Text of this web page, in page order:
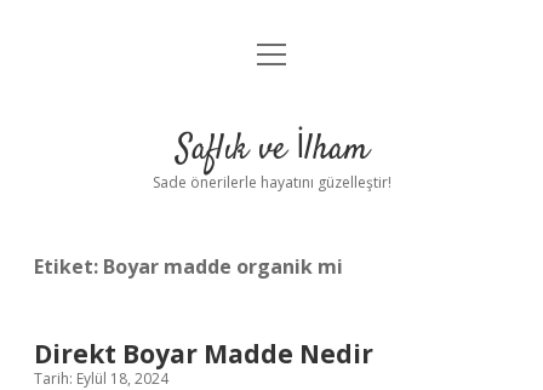
Anasayfa
Yasal Uyarı
menüyü
Saflık ve İlham
Sade önerilerle hayatını güzelleştir!
Etiket: Boyar madde organik mi
Direkt Boyar Madde Nedir
Tarih: Eylül 18, 2024